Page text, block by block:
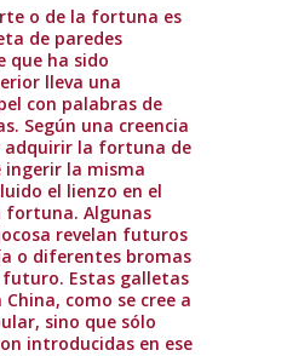
o de la fortuna es
de paredes
que ha sido
lleva una
con palabras de
Según una creencia
adquirir la fortuna de
ingerir la misma
el lienzo en el
fortuna. Algunas
revelan futuros
o diferentes bromas
futuro. Estas galletas
como se cree a
sino que sólo
introducidas en ese